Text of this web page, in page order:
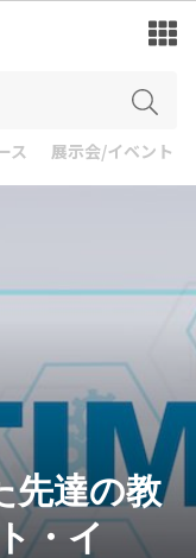
ス 展示会/イベント
先達の教
・イ